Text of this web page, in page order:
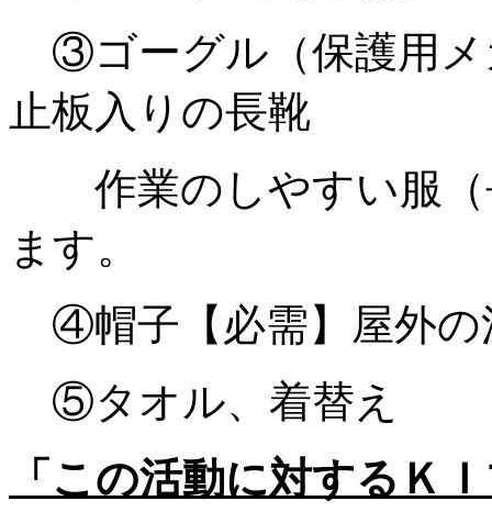
③ゴーグル（保護用メ
止板入りの長靴
作業のしやすい服（
ます。
④帽子 【必需】屋外
⑤タオル、着替え
「この活動に対するＫ